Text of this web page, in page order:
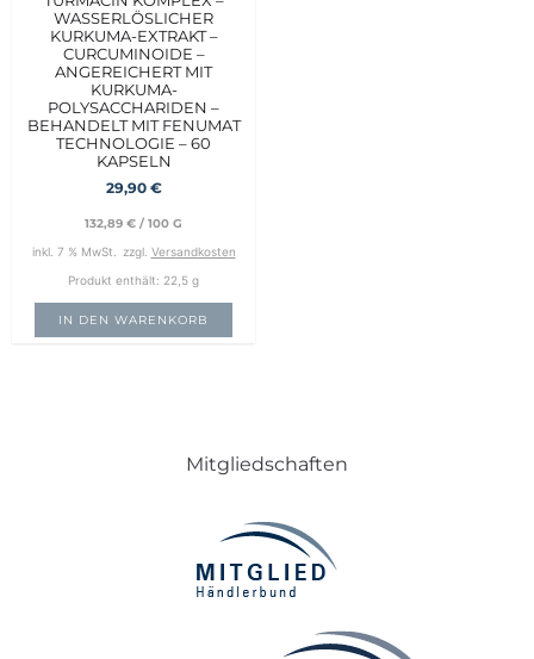
WASSERLÖSLICHER
KURKUMA-EXTRAKT –
CURCUMINOIDE –
ANGEREICHERT MIT
KURKUMA-
POLYSACCHARIDEN –
BEHANDELT MIT FENUMAT
TECHNOLOGIE – 60
KAPSELN
29,90 €
132,89 € / 100 G
inkl. 7 % MwSt. zzgl. Versandkosten
Produkt enthält: 22,5 g
IN DEN WARENKORB
Mitgliedschaften